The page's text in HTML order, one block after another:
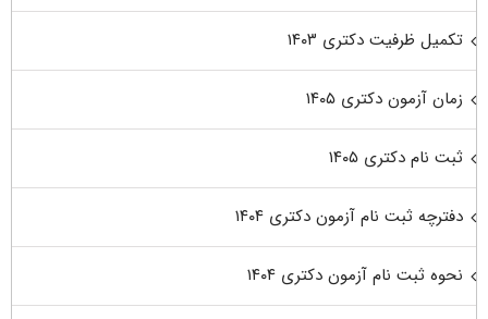
تکمیل ظرفیت دکتری ۱۴۰۳
زمان آزمون دکتری ۱۴۰۵
ثبت نام دکتری ۱۴۰۵
دفترچه ثبت نام آزمون دکتری ۱۴۰۴
نحوه ثبت نام آزمون دکتری ۱۴۰۴